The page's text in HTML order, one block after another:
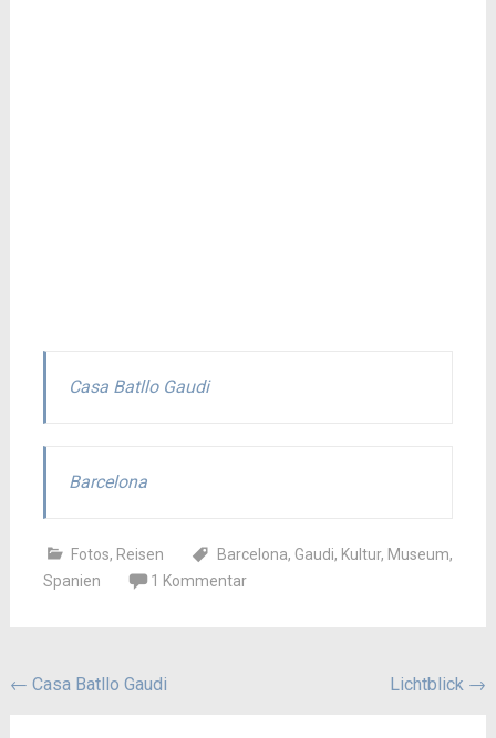
Casa Batllo Gaudi
Barcelona
Fotos, Reisen Barcelona, Gaudi, Kultur, Museum,
Spanien
1 Kommentar
Beitragsnavigation
← Casa Batllo Gaudi Lichtblick →